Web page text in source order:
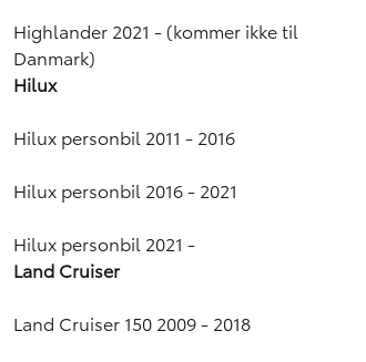
Highlander 2021 - (kommer ikke til
Danmark)
Hilux
Hilux personbil 2011 - 2016
Hilux personbil 2016 - 2021
Hilux personbil 2021 -
Land Cruiser
Land Cruiser 150 2009 - 2018